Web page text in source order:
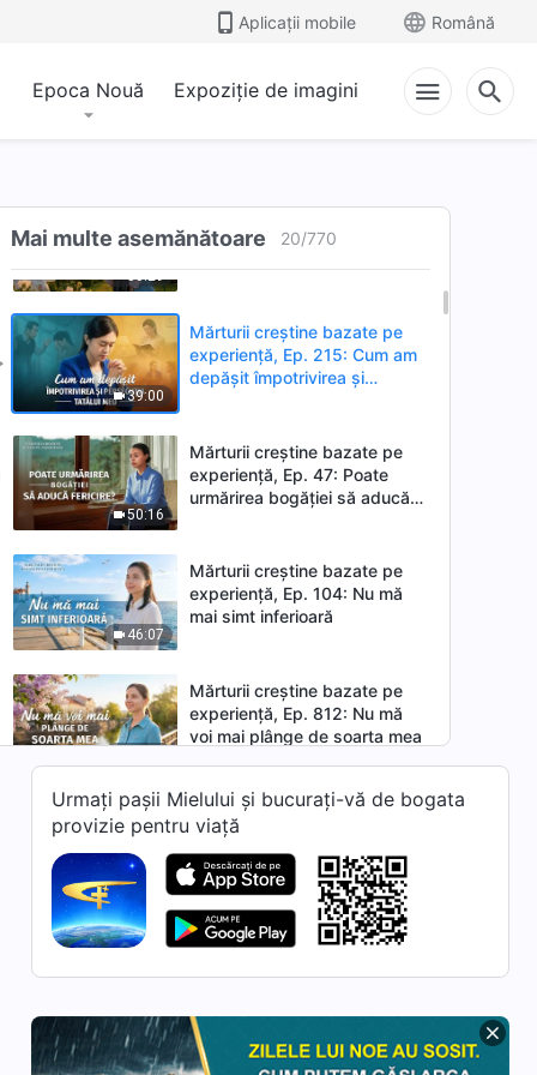
Aplicații mobile Română
Epoca Nouă Expoziție de imagini
Mai multe asemănătoare 20/770
pe Dumnezeu a fost cea mai
Mărturii creștine bazate pe
50:29
Mărturii creștine bazate pe
experiență, Ep. 813:
39:00
Mărturii creștine bazate pe
experiență, Ep. 215: Cum am
depășit împotrivirea și
50:16
Mărturii creștine bazate pe
experiență, Ep. 47: Poate
urmărirea bogăției să aducă
46:07
Mărturii creștine bazate pe
experiență, Ep. 104: Nu mă
mai simt inferioară
Mărturii creștine bazate pe
experiență, Ep. 812: Nu mă
voi mai plânge de soarta mea
46:41
Mărturii creștine bazate pe
experiență, Ep. 739: Să
vorbești deschis despre
defectele prietenilor buni
contribuie la o prietenie lungă
și bună
Mărturii creștine bazate pe
experiență, Ep. 738: Lecții
învățate dintr-un eșec dureros
Mărturii creștine bazate pe
experiență, Ep. 793: Cum să-
Urmați pașii Mielului și bucurați-vă de bogata
provizie pentru viață